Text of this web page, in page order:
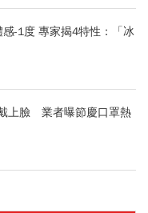
感-1度 專家揭4特性：「冰
上臉 業者曝節慶口罩熱